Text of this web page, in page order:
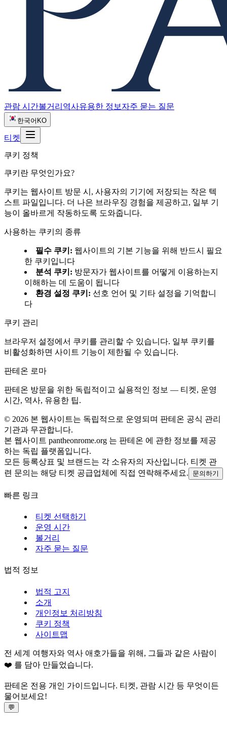
관람 시간볼거리 역사유용한 정보 자주 묻는 질문
한국어 KO
티켓
쿠키 정책
쿠키란 무엇인가요?
쿠키는 웹사이트 방문 시, 사용자의 기기에 저장되는 작은 텍
스트 파일입니다. 더 나은 브라우징 경험을 제공하고, 일부 기
능이 올바르게 작동하도록 도와줍니다.
사용하는 쿠키의 종류
필수 쿠키 : 웹사이트의 기본 기능을 위해 반드시 필요
한 쿠키입니다
분석 쿠키 : 방문자가 웹사이트를 어떻게 이용하는지
이해하는 데 도움이 됩니다
환경 설정 쿠키 : 선호 언어 및 기타 설정을 기억합니
다
쿠키 관리
브라우저 설정에서 쿠키를 관리할 수 있습니다. 일부 쿠키를
비활성화하면 사이트 기능이 제한될 수 있습니다.
판테온 로마
판테온 방문을 위한 독립적이고 실용적인 정보 — 티켓, 운영
시간, 역사, 유용한 팁.
© 2026 본 웹사이트는 독립적으로 운영되며 판테온 공식 관리
기관과 무관합니다.
본 웹사이트 pantheonrome.org 는 판테온 에 관한 정보를 제공
하는 독립 플랫폼입니다.
모든 등록상표 및 브랜드는 각 소유자의 자산입니다. 티켓 관
련 문의는 해당 티켓 공급업체에 직접 연락해주세요.
문의하기
빠른 링크
티켓 선택하기
운영 시간
볼거리
자주 묻는 질문
법적 정보
법적 고지
소개
개인정보 처리방침
쿠키 정책
사이트맵
전 세계 여행자와 역사 애호가들을 위해, 그들과 같은 사람이
❤️ 를 담아 만들었습니다.
판테온 전용 개인 가이드입니다. 티켓, 관람 시간 등 무엇이든
물어보세요!
💬